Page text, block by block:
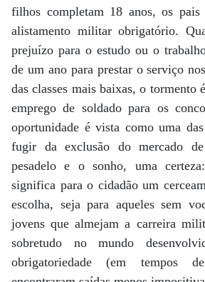
filhos completam 18 anos, os
alistamento militar obrigatório.
prejuízo para o estudo ou o
de um ano para prestar o serviço
das classes mais baixas, o tormento
emprego de soldado para os
oportunidade é vista como uma
fugir da exclusão do mercado
pesadelo e o sonho, uma
significa para o cidadão um
escolha, seja para aqueles sem
jovens que almejam a carreira
sobretudo no mundo
obrigatoriedade (em tempos